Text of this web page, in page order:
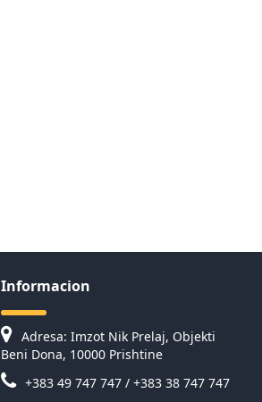
Informacion
Adresa: Imzot Nik Prelaj, Objekti
Beni Dona, 10000 Prishtine
+383 49 747 747 / +383 38 747 747